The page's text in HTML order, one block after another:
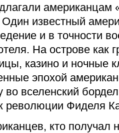
американцам
известный
и в точности
На острове как
казино и ночные
эпохой
во вселенский
революции Фиделя
кто получал